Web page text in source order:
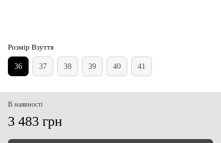
Розмір Взуття
36 37 38 39 40 41
В наявності
3 483 грн